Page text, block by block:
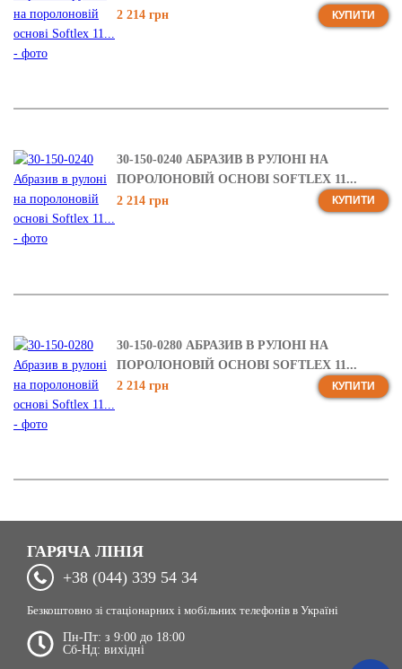
2 214 грн
КУПИТИ
30-150-0240 АБРАЗИВ В РУЛОНІ НА
ПОРОЛОНОВІЙ ОСНОВІ SOFTLEX 11...
2 214 грн
КУПИТИ
30-150-0280 АБРАЗИВ В РУЛОНІ НА
ПОРОЛОНОВІЙ ОСНОВІ SOFTLEX 11...
2 214 грн
КУПИТИ
ГАРЯЧА ЛІНІЯ
+38 (044) 339 54 34
Безкоштовно зі стаціонарних і мобільних телефонів в Україні
Пн-Пт: з 9:00 до 18:00
Сб-Нд: вихідні